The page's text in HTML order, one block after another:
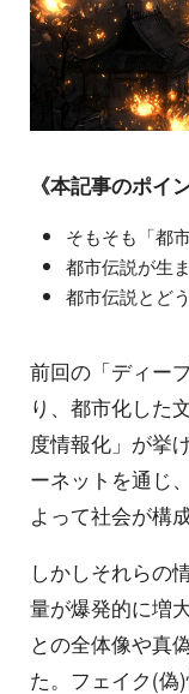
《本記事のポイ
そもそも「都
都市伝説が生
都市伝説とど
前回の「ディー
り、都市化した
度情報化」が挙
ーネットを通じ
よって社会が構
しかしそれらの
量が爆発的に増
との全体像や真
た。フェイク(偽